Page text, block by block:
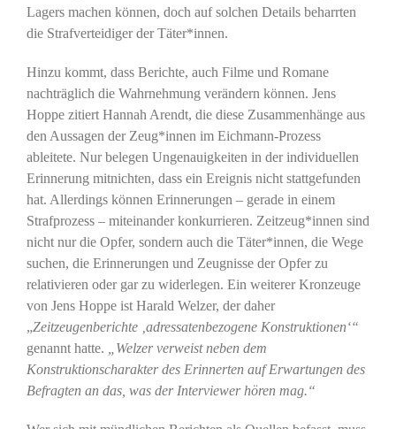
Lagers machen können, doch auf solchen Details beharrten
die Strafverteidiger der Täter*innen.
Hinzu kommt, dass Berichte, auch Filme und Romane
nachträglich die Wahrnehmung verändern können. Jens
Hoppe zitiert Hannah Arendt, die diese Zusammenhänge aus
den Aussagen der Zeug*innen im Eichmann-Prozess
ableitete. Nur belegen Ungenauigkeiten in der individuellen
Erinnerung mitnichten, dass ein Ereignis nicht stattgefunden
hat. Allerdings können Erinnerungen – gerade in einem
Strafprozess – miteinander konkurrieren. Zeitzeug*innen sind
nicht nur die Opfer, sondern auch die Täter*innen, die Wege
suchen, die Erinnerungen und Zeugnisse der Opfer zu
relativieren oder gar zu widerlegen. Ein weiterer Kronzeuge
von Jens Hoppe ist Harald Welzer, der daher
„Zeitzeugenberichte ‚adressatenbezogene Konstruktionen‘“
genannt hatte. „Welzer verweist neben dem
Konstruktionscharakter des Erinnerten auf Erwartungen des
Befragten an das, was der Interviewer hören mag.“